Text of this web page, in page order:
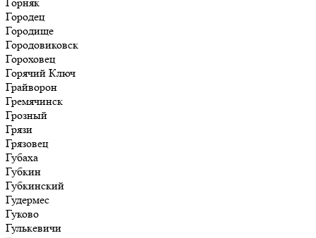
Городец
Городище
Городовиковск
Гороховец
Горячий Ключ
Грайворон
Гремячинск
Грозный
Грязи
Грязовец
Губаха
Губкин
Губкинский
Гудермес
Гуково
Гулькевичи